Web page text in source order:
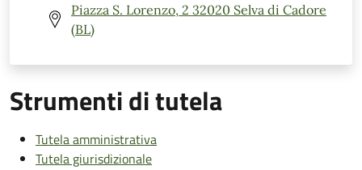
Piazza S. Lorenzo, 2 32020 Selva di Cadore
(BL)
Strumenti di tutela
Tutela amministrativa
Tutela giurisdizionale